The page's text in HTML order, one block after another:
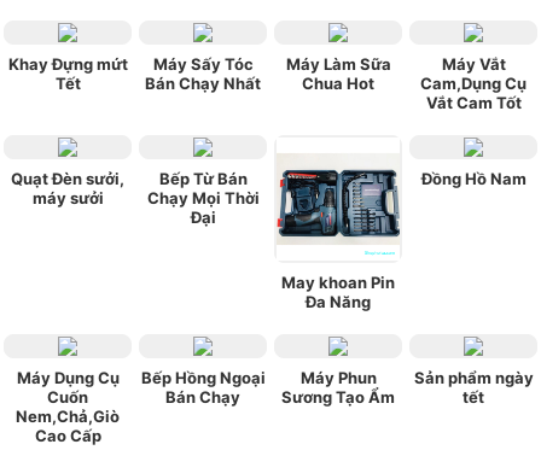
Khay Đựng mứt
Tết
Máy Sấy Tóc
Bán Chạy Nhất
Máy Làm Sữa
Chua Hot
Máy Vắt
Cam,Dụng Cụ
Vắt Cam Tốt
Quạt Đèn sưởi,
máy sưởi
Bếp Từ Bán
Chạy Mọi Thời
Đại
May khoan Pin
Đa Năng
Đồng Hồ Nam
Máy Dụng Cụ
Cuốn
Nem,Chả,Giò
Cao Cấp
Bếp Hồng Ngoại
Bán Chạy
Máy Phun
Sương Tạo Ẩm
Sản phẩm ngày
tết